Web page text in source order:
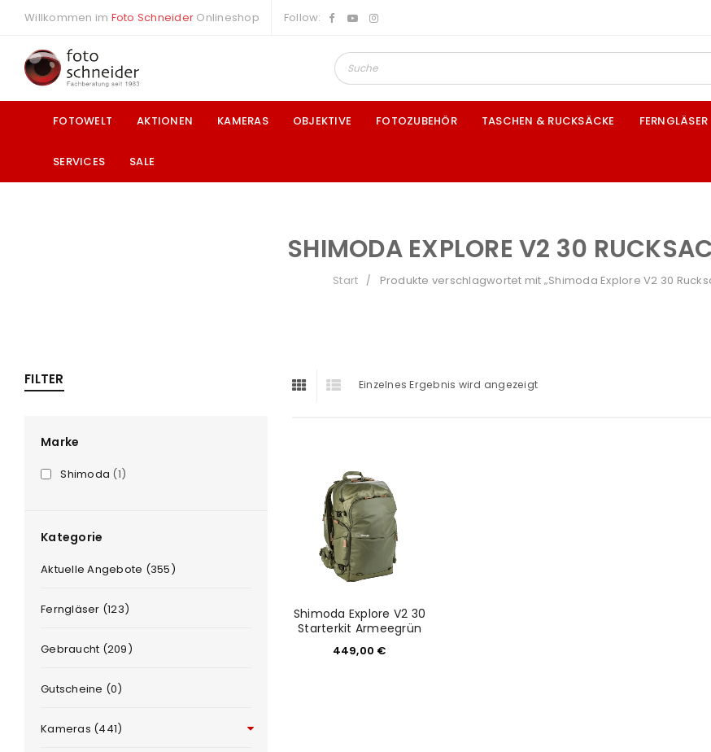
Willkommen im Foto Schneider Onlineshop Follow:
FOTOWELT AKTIONEN KAMERAS OBJEKTIVE FOTOZUBEHÖR TASCHEN & RUCKSÄCKE FERNGLÄSER
SERVICES SALE
SHIMODA EXPLORE V2 30
Start / Produkte verschlagwortet mit „Shimoda Explore V2 30
FILTER
Marke
Shimoda (1)
Kategorie
Aktuelle Angebote (355)
Ferngläser (123)
Gebraucht (209)
Gutscheine (0)
Kameras (441)
Einzelnes Ergebnis wird angezeigt
Shimoda Explore V2 30
Starterkit Armeegrün
449,00 €